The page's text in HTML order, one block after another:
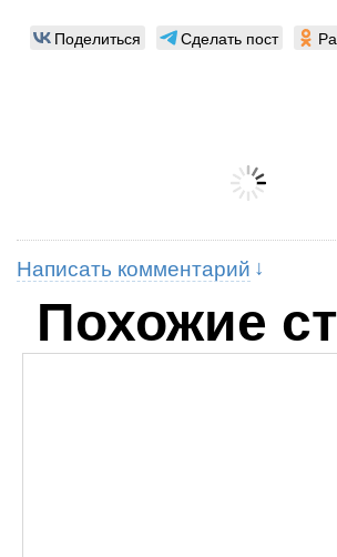
Поделиться Сделать пост
Написать комментарий
Похожие